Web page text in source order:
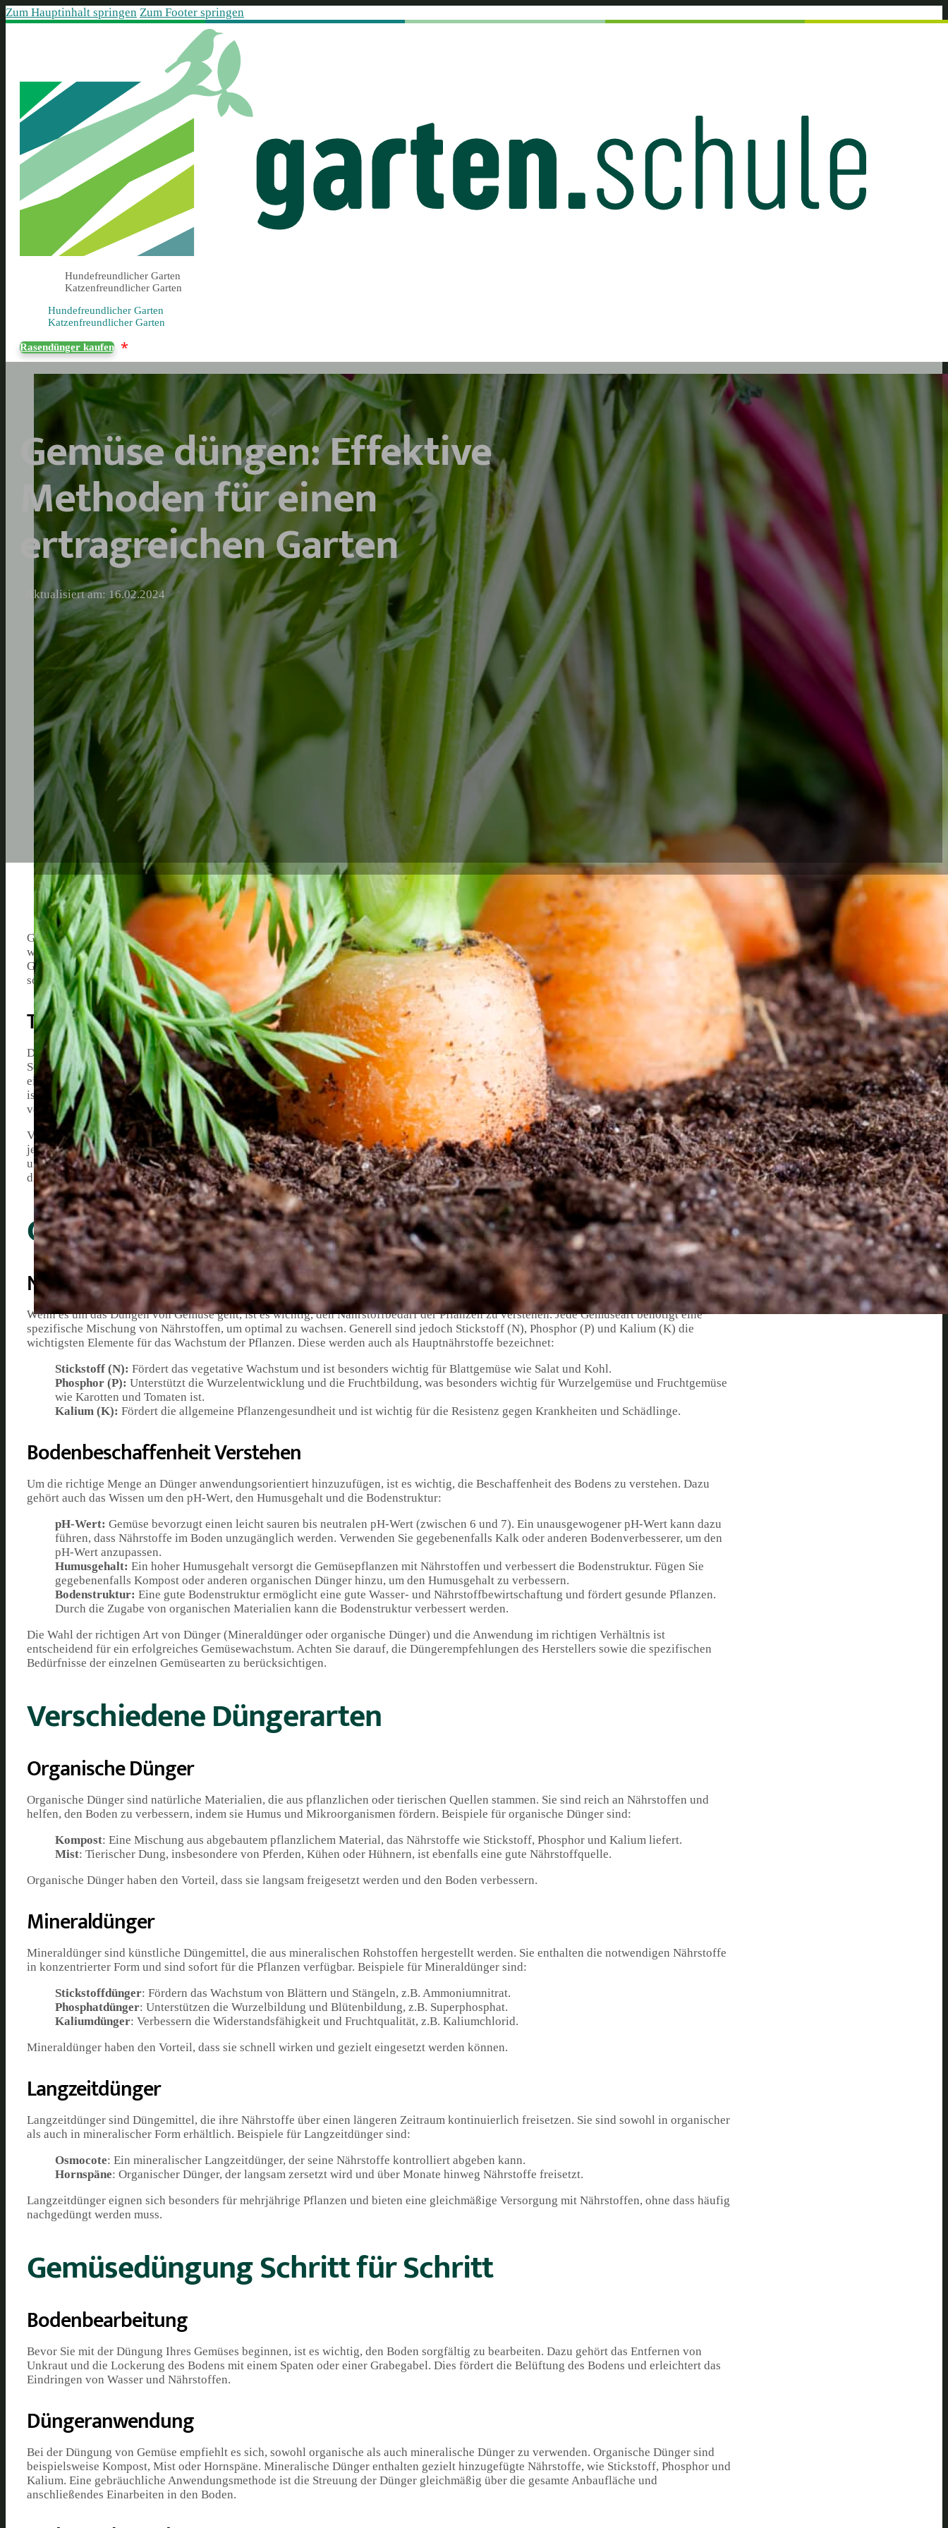
Zum Hauptinhalt springen Zum Footer springen
Hundefreundlicher Garten
Katzenfreundlicher Garten
Hundefreundlicher Garten
Katzenfreundlicher Garten
Rasendünger kaufen *
Gemüse düngen: Effektive
Methoden für einen
ertragreichen Garten
Aktualisiert am: 16.02.2024
Gemüse düngen ist ein essenzieller Teil des Gartenbaus, der dazu beiträgt, dass das Gemüse reichlich Nährstoffe erhält, um gesund zu
wachsen. Düngemittel, sowohl organische als auch synthetische, sind wichtige Hilfsmittel, um sicherzustellen, dass der Boden in Ihrem
Garten mit den notwendigen Nährstoffen angereichert ist, um erfolgreiches Pflanzenwachstum zu gewährleisten. Es ist wichtig, den Boden
sorgfältig zu prüfen und den richtigen Dünger auszuwählen, um die gewünschten Ergebnisse zu erzielen.
Testsieger 2026:
Der Einsatz von Düngemitteln trägt dazu bei, das Gleichgewicht von Stickstoff, Phosphor und Kalium im Boden wiederherzustellen, die
Schlüsselkomponenten für das optimale Wachstum von Gemüsepflanzen. Eine sorgfältige Beurteilung der Bodenbeschaffenheit,
einschließlich des pH-Werts und der Textur, kann dazu beitragen, den Bedarf an Düngemitteln und die korrekte Anwendung zu ermitteln. Es
ist wichtig zu beachten, dass die Verwendung von zu viel oder ungenauem Dünger zu ungewollten Ergebnissen führen kann, wie z.B.
verbranntem Gemüse oder einer Reduzierung der Bodenqualität.
Verschiedene Gemüsesorten haben unterschiedliche Bedürfnisse, was Düngemittel angeht. Daher ist es wichtig, das richtige Produkt für die
jeweilige Pflanze auszuwählen. Während einige Pflanzen eine höhere Konzentration an Stickstoff benötigen, um kräftige Wachstumsphasen
und Ernten zu unterstützen, benötigen andere Pflanzen mehr Phosphor oder Kalium, um Blüten und Früchte zu entwickeln. Das Verständnis
dieser Unterschiede trägt wesentlich dazu bei, einen fruchtbaren und ertragreichen Gemüsegarten zu schaffen.
Gemüse Düngen Grundlagen
Nährstoffbedarf der Pflanzen
Wenn es um das Düngen von Gemüse geht, ist es wichtig, den Nährstoffbedarf der Pflanzen zu verstehen. Jede Gemüseart benötigt eine
spezifische Mischung von Nährstoffen, um optimal zu wachsen. Generell sind jedoch Stickstoff (N), Phosphor (P) und Kalium (K) die
wichtigsten Elemente für das Wachstum der Pflanzen. Diese werden auch als Hauptnährstoffe bezeichnet:
Stickstoff (N): Fördert das vegetative Wachstum und ist besonders wichtig für Blattgemüse wie Salat und Kohl.
Phosphor (P): Unterstützt die Wurzelentwicklung und die Fruchtbildung, was besonders wichtig für Wurzelgemüse und Fruchtgemüse
wie Karotten und Tomaten ist.
Kalium (K): Fördert die allgemeine Pflanzengesundheit und ist wichtig für die Resistenz gegen Krankheiten und Schädlinge.
Bodenbeschaffenheit Verstehen
Um die richtige Menge an Dünger anwendungsorientiert hinzuzufügen, ist es wichtig, die Beschaffenheit des Bodens zu verstehen. Dazu
gehört auch das Wissen um den pH-Wert, den Humusgehalt und die Bodenstruktur:
pH-Wert: Gemüse bevorzugt einen leicht sauren bis neutralen pH-Wert (zwischen 6 und 7). Ein unausgewogener pH-Wert kann dazu
führen, dass Nährstoffe im Boden unzugänglich werden. Verwenden Sie gegebenenfalls Kalk oder anderen Bodenverbesserer, um den
pH-Wert anzupassen.
Humusgehalt: Ein hoher Humusgehalt versorgt die Gemüsepflanzen mit Nährstoffen und verbessert die Bodenstruktur. Fügen Sie
gegebenenfalls Kompost oder anderen organischen Dünger hinzu, um den Humusgehalt zu verbessern.
Bodenstruktur: Eine gute Bodenstruktur ermöglicht eine gute Wasser- und Nährstoffbewirtschaftung und fördert gesunde Pflanzen.
Durch die Zugabe von organischen Materialien kann die Bodenstruktur verbessert werden.
Die Wahl der richtigen Art von Dünger (Mineraldünger oder organische Dünger) und die Anwendung im richtigen Verhältnis ist
entscheidend für ein erfolgreiches Gemüsewachstum. Achten Sie darauf, die Düngerempfehlungen des Herstellers sowie die spezifischen
Bedürfnisse der einzelnen Gemüsearten zu berücksichtigen.
Verschiedene Düngerarten
Organische Dünger
Organische Dünger sind natürliche Materialien, die aus pflanzlichen oder tierischen Quellen stammen. Sie sind reich an Nährstoffen und
helfen, den Boden zu verbessern, indem sie Humus und Mikroorganismen fördern. Beispiele für organische Dünger sind:
Kompost: Eine Mischung aus abgebautem pflanzlichem Material, das Nährstoffe wie Stickstoff, Phosphor und Kalium liefert.
Mist: Tierischer Dung, insbesondere von Pferden, Kühen oder Hühnern, ist ebenfalls eine gute Nährstoffquelle.
Organische Dünger haben den Vorteil, dass sie langsam freigesetzt werden und den Boden verbessern.
Mineraldünger
Mineraldünger sind künstliche Düngemittel, die aus mineralischen Rohstoffen hergestellt werden. Sie enthalten die notwendigen Nährstoffe
in konzentrierter Form und sind sofort für die Pflanzen verfügbar. Beispiele für Mineraldünger sind:
Stickstoffdünger: Fördern das Wachstum von Blättern und Stängeln, z.B. Ammoniumnitrat.
Phosphatdünger: Unterstützen die Wurzelbildung und Blütenbildung, z.B. Superphosphat.
Kaliumdünger: Verbessern die Widerstandsfähigkeit und Fruchtqualität, z.B. Kaliumchlorid.
Mineraldünger haben den Vorteil, dass sie schnell wirken und gezielt eingesetzt werden können.
Langzeitdünger
Langzeitdünger sind Düngemittel, die ihre Nährstoffe über einen längeren Zeitraum kontinuierlich freisetzen. Sie sind sowohl in organischer
als auch in mineralischer Form erhältlich. Beispiele für Langzeitdünger sind:
Osmocote: Ein mineralischer Langzeitdünger, der seine Nährstoffe kontrolliert abgeben kann.
Hornspäne: Organischer Dünger, der langsam zersetzt wird und über Monate hinweg Nährstoffe freisetzt.
Langzeitdünger eignen sich besonders für mehrjährige Pflanzen und bieten eine gleichmäßige Versorgung mit Nährstoffen, ohne dass häufig
nachgedüngt werden muss.
Gemüsedüngung Schritt für Schritt
Bodenbearbeitung
Bevor Sie mit der Düngung Ihres Gemüses beginnen, ist es wichtig, den Boden sorgfältig zu bearbeiten. Dazu gehört das Entfernen von
Unkraut und die Lockerung des Bodens mit einem Spaten oder einer Grabegabel. Dies fördert die Belüftung des Bodens und erleichtert das
Eindringen von Wasser und Nährstoffen.
Düngeranwendung
Bei der Düngung von Gemüse empfiehlt es sich, sowohl organische als auch mineralische Dünger zu verwenden. Organische Dünger sind
beispielsweise Kompost, Mist oder Hornspäne. Mineralische Dünger enthalten gezielt hinzugefügte Nährstoffe, wie Stickstoff, Phosphor und
Kalium. Eine gebräuchliche Anwendungsmethode ist die Streuung der Dünger gleichmäßig über die gesamte Anbaufläche und
anschließendes Einarbeiten in den Boden.